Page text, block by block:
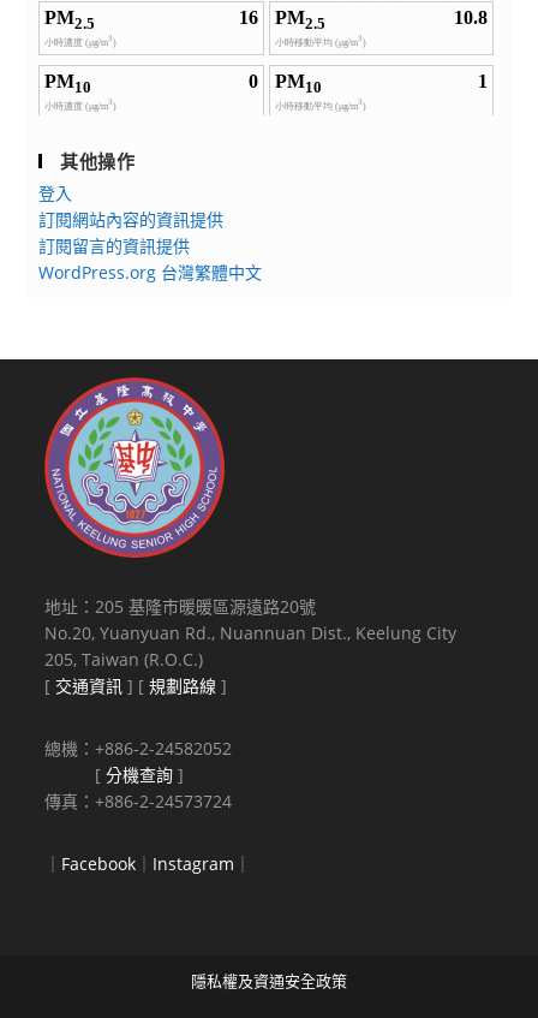
其他操作
登入
訂閱網站內容的資訊提供
訂閱留言的資訊提供
WordPress.org 台灣繁體中文
地址：205 基隆市暖暖區源遠路20號
No.20, Yuanyuan Rd., Nuannuan Dist., Keelung City
205, Taiwan (R.O.C.)
[ 交通資訊 ] [規劃路線 ]
總機：+886-2-24582052
[分機查詢 ]
傳真：+886-2-24573724
｜ Facebook ｜ Instagram ｜
隱私權及資通安全政策